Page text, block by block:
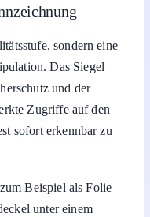
sondern eine
Das Siegel
und der
Zugriffe auf den
sofort erkennbar zu
Beispiel als Folie
unter einem